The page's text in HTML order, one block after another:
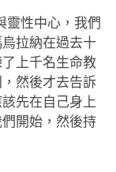
靈性中心，我們
拉納在過去十
上千名生命教
然後才去告訴
先在自己身上
開始，然後持